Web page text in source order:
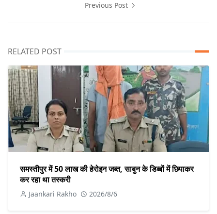
Previous Post
RELATED POST
समस्तीपुर में 50 लाख की हेरोइन जब्त, साबुन के डिब्बों में छिपाकर
कर रहा था तस्करी
Jaankari Rakho 2026/8/6